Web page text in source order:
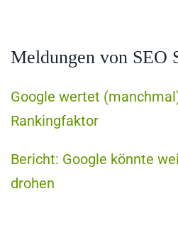
Meldungen von SEO
Google wertet
Rankingfaktor
Bericht: Google könnte
drohen